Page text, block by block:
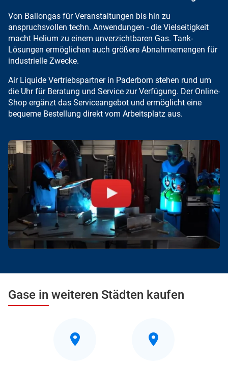
Von Ballongas für Veranstaltungen bis hin zu
anspruchsvollen techn. Anwendungen - die Vielseitigkeit
macht Helium zu einem unverzichtbaren Gas. Tank-
Lösungen ermöglichen auch größere Abnahmemengen für
industrielle Zwecke.
Air Liquide Vertriebspartner in Paderborn stehen rund um
die Uhr für Beratung und Service zur Verfügung. Der Online-
Shop ergänzt das Serviceangebot und ermöglicht eine
bequeme Bestellung direkt vom Arbeitsplatz aus.
Gase in weiteren Städten kaufen